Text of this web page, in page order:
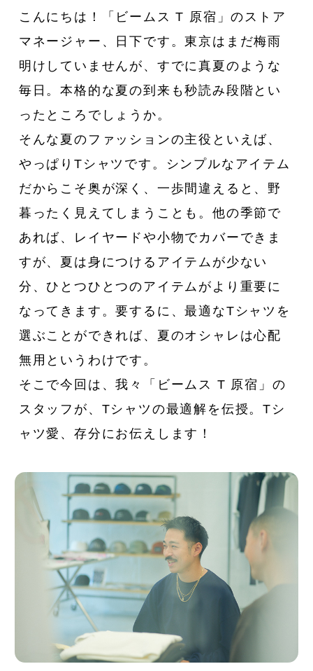
こんにちは！「ビームス T 原宿」のストア
マネージャー、日下です。東京はまだ梅雨
明けしていませんが、すでに真夏のような
毎日。本格的な夏の到来も秒読み段階とい
ったところでしょうか。
そんな夏のファッションの主役といえば、
やっぱりTシャツです。シンプルなアイテム
だからこそ奥が深く、一歩間違えると、野
暮ったく見えてしまうことも。他の季節で
あれば、レイヤードや小物でカバーできま
すが、夏は身につけるアイテムが少ない
分、ひとつひとつのアイテムがより重要に
なってきます。要するに、最適なTシャツを
選ぶことができれば、夏のオシャレは心配
無用というわけです。
そこで今回は、我々「ビームス T 原宿」の
スタッフが、Tシャツの最適解を伝授。Tシ
ャツ愛、存分にお伝えします！